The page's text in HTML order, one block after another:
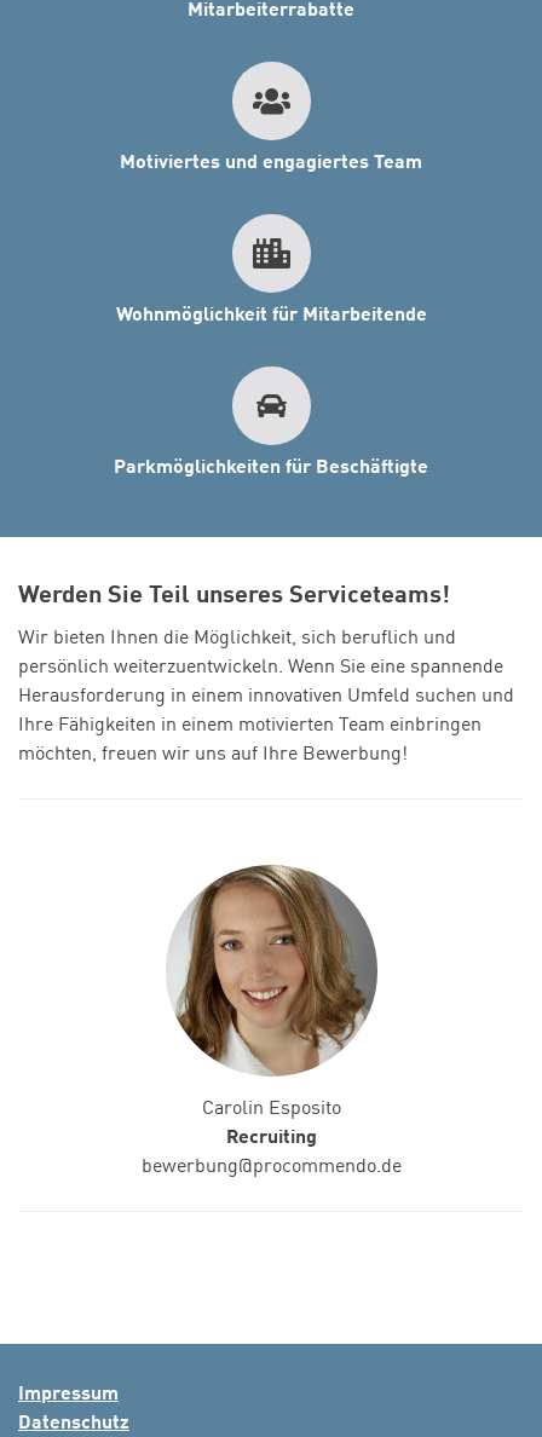
Mitarbeiterrabatte
Motiviertes und engagiertes Team
Wohnmöglichkeit für Mitarbeitende
Parkmöglichkeiten für Beschäftigte
Werden Sie Teil unseres Serviceteams!
Wir bieten Ihnen die Möglichkeit, sich beruflich und
persönlich weiterzuentwickeln. Wenn Sie eine spannende
Herausforderung in einem innovativen Umfeld suchen und
Ihre Fähigkeiten in einem motivierten Team einbringen
möchten, freuen wir uns auf Ihre Bewerbung!
Carolin Esposito
Recruiting
bewerbung@procommendo.de
Impressum
Datenschutz